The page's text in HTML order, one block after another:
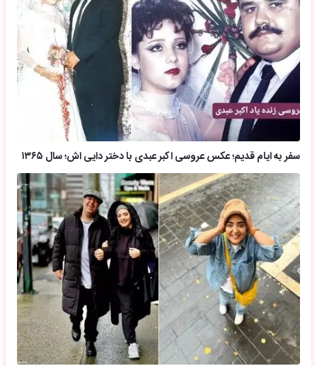
سفر به ایام قدیم؛ عکس عروسی اکبر عبدی با دختر دایی اش؛ سال ۱۳۶۵